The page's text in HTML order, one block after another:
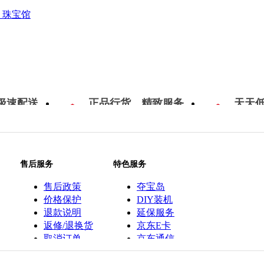
珠宝馆
速配送 正品行货，精致服务 天天
售后服务
售后政策
价格保护
退款说明
返修/退换货
取消订单
特色服务
夺宝岛
DIY装机
延保服务
京东E卡
京东通信
京鱼座智能